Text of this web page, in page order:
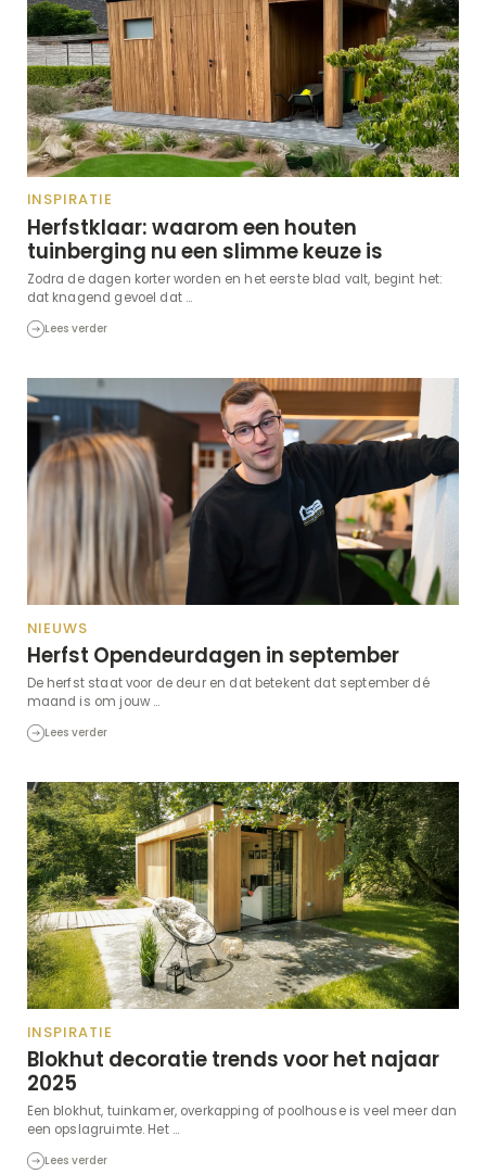
INSPIRATIE
Herfstklaar: waarom een houten
tuinberging nu een slimme keuze is
Zodra de dagen korter worden en het eerste blad valt, begint het:
dat knagend gevoel dat ...
Lees verder
NIEUWS
Herfst Opendeurdagen in september
De herfst staat voor de deur en dat betekent dat september dé
maand is om jouw ...
Lees verder
INSPIRATIE
Blokhut decoratie trends voor het najaar
2025
Een blokhut, tuinkamer, overkapping of poolhouse is veel meer dan
een opslagruimte. Het ...
Lees verder